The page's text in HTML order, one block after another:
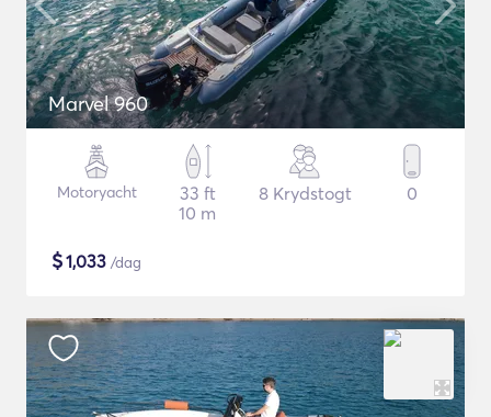
Marvel 960
Motoryacht
33 ft
10 m
8 Krydstogt 0
$1,033 /dag